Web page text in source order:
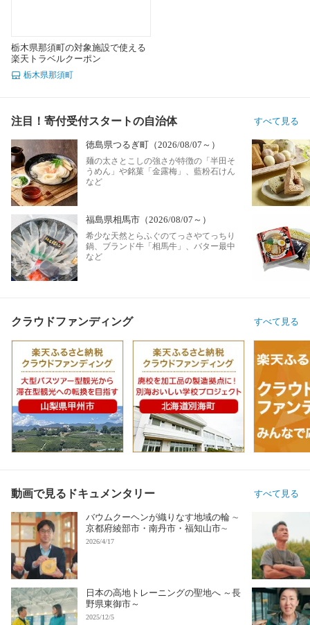
栃木県那須町の対象施設で使える
楽天トラベルクーポン
栃木県那須町
注目！寄付受付スタートの自治体 すべて見る
徳島県つるぎ町（2026/08/07～）
麺の太さとこしの強さが特徴の「半田そ
うめん」や銘菓「金露梅」、藍粉石けん
など
福島県相馬市（2026/08/07～）
希少な天然とらふぐのてっさやてっちり
鍋、ブランド牛「相馬牛」、バター最中
など
クラウドファンディング すべて見る
動画で見るドキュメンタリー すべて見る
バウムクーヘンが織りなす地域の輪 ∼
京都府綾部市・南丹市・福知山市∼
2026/4/17
日本の高地トレーニングの聖地へ ～長
野県東御市～
2025/12/5